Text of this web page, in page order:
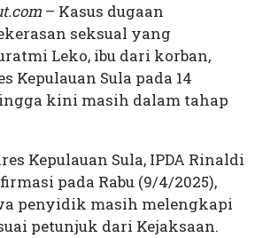
– Kasus dugaan
seksual yang
Leko, ibu dari korban,
Kepulauan Sula pada 14
kini masih dalam tahap
Kepulauan Sula, IPDA Rinaldi
pada Rabu (9/4/2025),
penyidik masih melengkapi
petunjuk dari Kejaksaan.